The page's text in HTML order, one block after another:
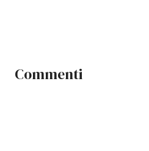
Commenti